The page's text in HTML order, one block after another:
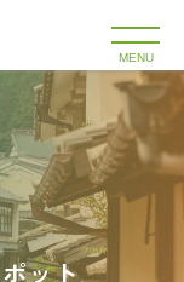
MENU
ット